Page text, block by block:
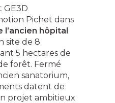
GE3D
Pichet dans
l’ancien hôpital
site de 8
5 hectares de
forêt. Fermé
sanatorium,
datent de
projet ambitieux